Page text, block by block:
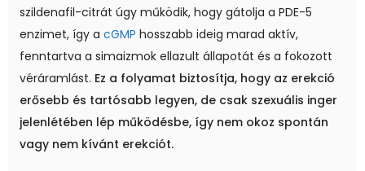
szildenafil-citrát úgy működik, hogy gátolja a PDE-5
enzimet, így a cGMP hosszabb ideig marad aktív,
fenntartva a simaizmok ellazult állapotát és a fokozott
véráramlást. Ez a folyamat biztosítja, hogy az erekció
erősebb és tartósabb legyen, de csak szexuális inger
jelenlétében lép működésbe, így nem okoz spontán
vagy nem kívánt erekciót.